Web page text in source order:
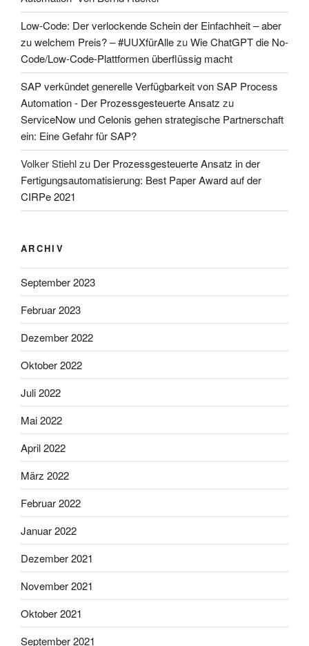
Low-Code: Der verlockende Schein der Einfachheit – aber
zu welchem Preis? – #UUXfürAllezuWie ChatGPT die No-
Code/Low-Code-Plattformen überflüssig macht
SAP verkündet generelle Verfügbarkeit von SAP Process
Automation - Der Prozessgesteuerte Ansatz zu
ServiceNow und Celonis gehen strategische Partnerschaft
ein: Eine Gefahr für SAP?
Volker Stiehlzu Der Prozessgesteuerte Ansatz in der
Fertigungsautomatisierung: Best Paper Award auf der
CIRPe 2021
ARCHIV
September 2023
Februar 2023
Dezember 2022
Oktober 2022
Juli 2022
Mai 2022
April 2022
März 2022
Februar 2022
Januar 2022
Dezember 2021
November 2021
Oktober 2021
September 2021